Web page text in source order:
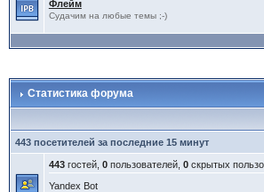
Флейм
Судачим на любые темы ;-)
Статистика форума
443 посетителей за последние 15 минут
443гостей, 0пользователей, 0скрытых
Yandex Bot